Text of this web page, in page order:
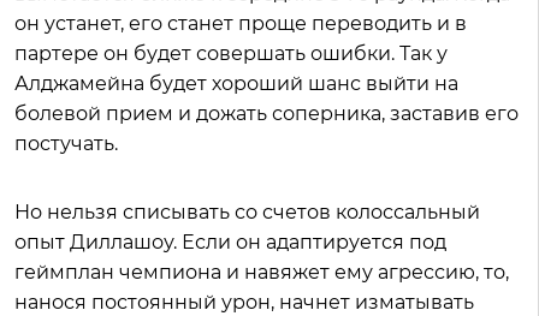
он устанет, его станет проще переводить и в
партере он будет совершать ошибки. Так у
Алджамейна будет хороший шанс выйти на
болевой прием и дожать соперника, заставив его
постучать.
Но нельзя списывать со счетов колоссальный
опыт Диллашоу. Если он адаптируется под
геймплан чемпиона и навяжет ему агрессию, то,
нанося постоянный урон, начнет изматывать